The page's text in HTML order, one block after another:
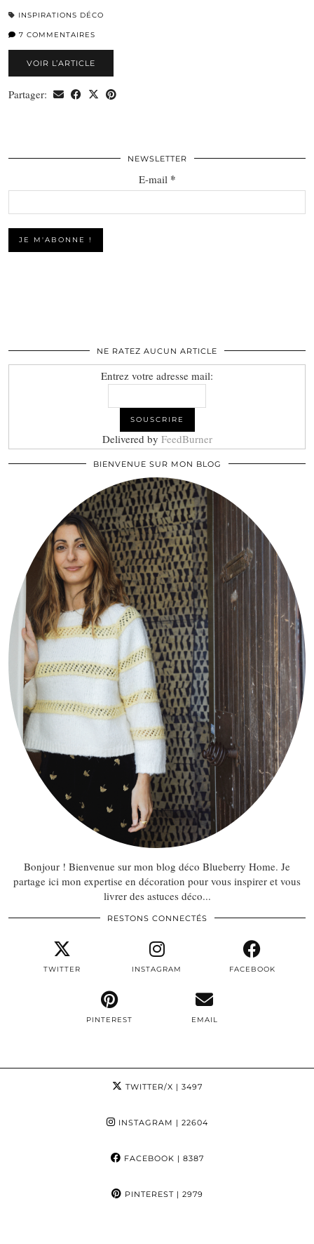
INSPIRATIONS DÉCO
7 COMMENTAIRES
VOIR L’ARTICLE
Partager:
NEWSLETTER
E-mail *
NE RATEZ AUCUN ARTICLE
Entrez votre adresse mail:
Delivered by FeedBurner
BIENVENUE SUR MON BLOG
Bonjour ! Bienvenue sur mon blog déco Blueberry Home. Je
partage ici mon expertise en décoration pour vous inspirer et vous
livrer des astuces déco...
RESTONS CONNECTÉS
TWITTER INSTAGRAM FACEBOOK
PINTEREST EMAIL
TWITTER/X | 3497
INSTAGRAM | 22604
FACEBOOK | 8387
PINTEREST| 2979